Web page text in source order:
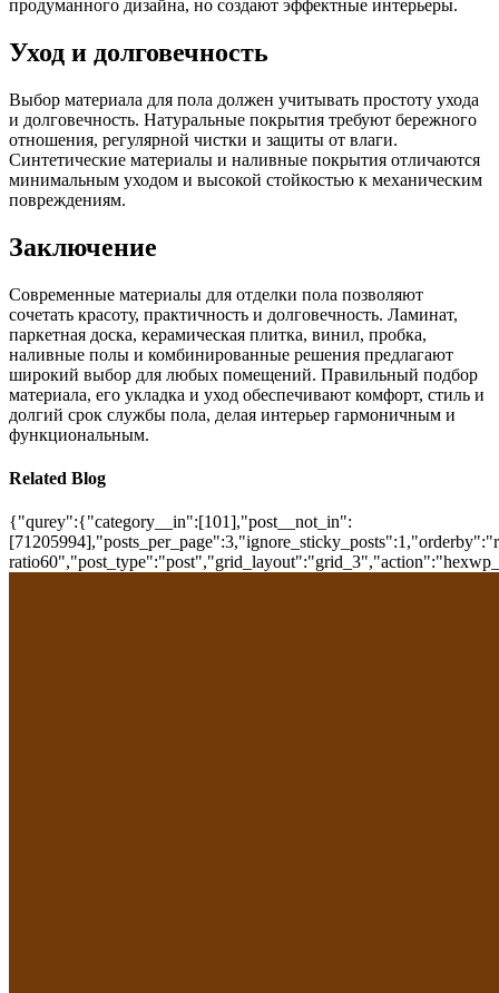
продуманного дизайна, но создают эффектные интерьеры.
Уход и долговечность
Выбор материала для пола должен учитывать простоту ухода
и долговечность. Натуральные покрытия требуют бережного
отношения, регулярной чистки и защиты от влаги.
Синтетические материалы и наливные покрытия отличаются
минимальным уходом и высокой стойкостью к механическим
повреждениям.
Заключение
Современные материалы для отделки пола позволяют
сочетать красоту, практичность и долговечность. Ламинат,
паркетная доска, керамическая плитка, винил, пробка,
наливные полы и комбинированные решения предлагают
широкий выбор для любых помещений. Правильный подбор
материала, его укладка и уход обеспечивают комфорт, стиль и
долгий срок службы пола, делая интерьер гармоничным и
функциональным.
Related Blog
{"qurey":{"category__in":[101],"post__not_in":